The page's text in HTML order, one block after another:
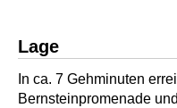
Lage
In ca. 7 Gehminuten
Bernsteinpromenade